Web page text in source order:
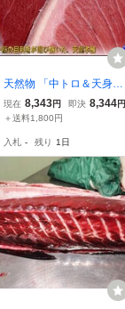
天然物 「中トロ＆天身1k
gセット」地中海産 ASK
福袋訳業務用
現在 8,343円 即決 8,344円
＋送料1,800円
入札 - 残り 1日